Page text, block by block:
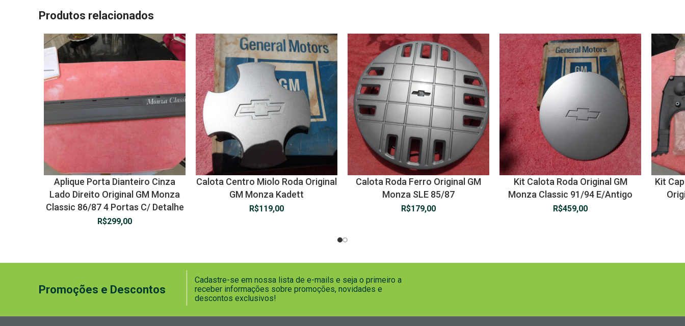
Produtos relacionados
Aplique Porta Dianteiro Cinza
Lado Direito Original GM Monza
Classic 86/87 4 Portas C/ Detalhe
R$299,00
Calota Centro Miolo Roda Original
GM Monza Kadett
R$119,00
Calota Roda Ferro Original GM
Monza SLE 85/87
R$179,00
Kit Calota Roda Original GM
Monza Classic 91/94 E/Antigo
R$459,00
Kit
Promoções e Descontos
Cadastre-se em nossa lista de e-mails e seja o primeiro a
receber informações sobre promoções, novidades e
descontos exclusivos!